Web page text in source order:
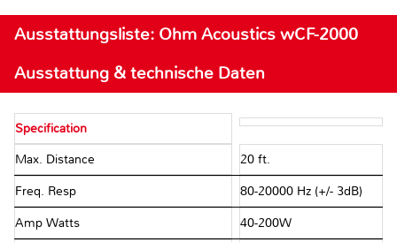
Ausstattungsliste: Ohm Acoustics wCF-2000
Ausstattung & technische Daten
Specification
Max. Distance 20 ft.
Freq. Resp 80-20000 Hz (+/- 3dB)
Amp Watts 40-200W